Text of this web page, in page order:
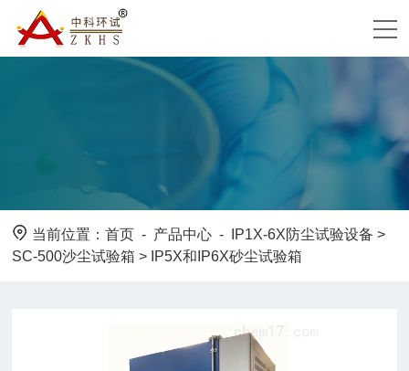
当前位置：首页 - 产品中心 - IP1X-6X防尘试验设备 >
SC-500沙尘试验箱 > IP5X和IP6X砂尘试验箱